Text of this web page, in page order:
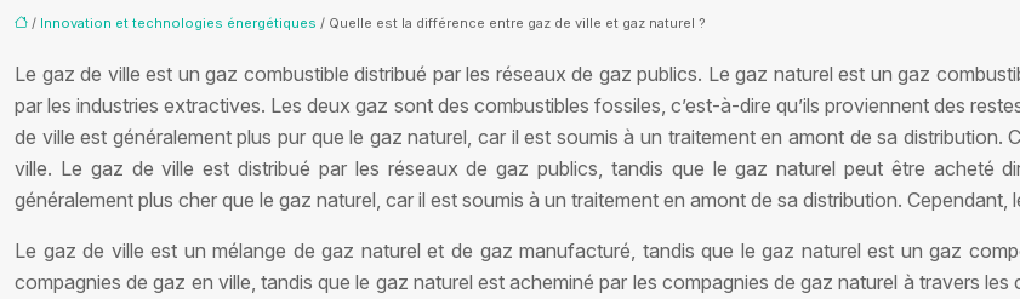
/ Innovation et technologies énergétiques / Quelle est la différence entre gaz de ville et gaz naturel ?
Le gaz de ville est un gaz combustible distribué par les réseaux de gaz publics. Le gaz naturel est un gaz
par les industries extractives. Les deux gaz sont des combustibles fossiles, c’est-à-dire qu’ils proviennent des
de ville est généralement plus pur que le gaz naturel, car il est soumis à un traitement en amont de sa
ville. Le gaz de ville est distribué par les réseaux de gaz publics, tandis que le gaz naturel peut être acheté
généralement plus cher que le gaz naturel, car il est soumis à un traitement en amont de sa distribution.
Le gaz de ville est un mélange de gaz naturel et de gaz manufacturé, tandis que le gaz naturel est un gaz
compagnies de gaz en ville, tandis que le gaz naturel est acheminé par les compagnies de gaz naturel à travers